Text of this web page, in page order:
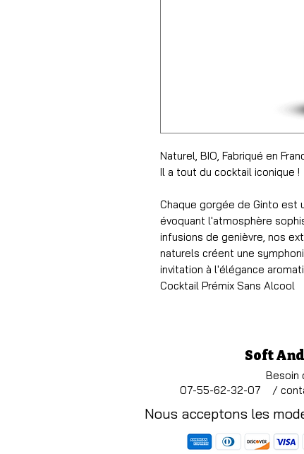
Naturel, BIO, Fabriqué en
Il a tout du cocktail iconique !
Chaque gorgée de Ginto est
évoquant l'atmosphère
infusions de genièvre, nos
naturels créent une
invitation à l'élégance
Cocktail Prémix Sans Alcool
Soft
Besoin
07-55-62-32-07 /
Nous acceptons les